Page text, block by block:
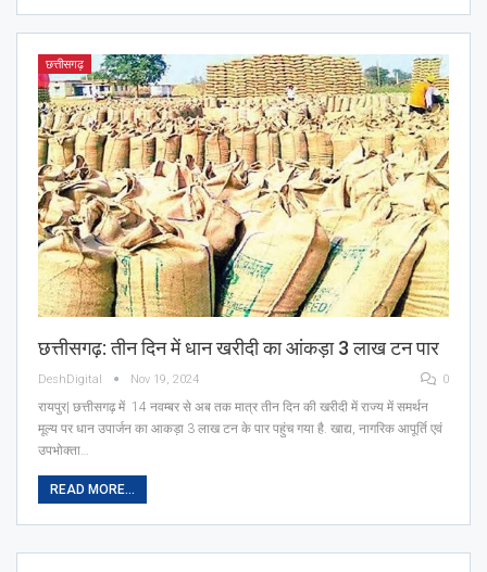
छत्तीसगढ़
छत्तीसगढ़: तीन दिन में धान खरीदी का आंकड़ा 3 लाख टन पार
DeshDigital Nov 19, 2024 0
रायपुर| छत्तीसगढ़ में 14 नवम्बर से अब तक मात्र तीन दिन की खरीदी में राज्य में समर्थन
मूल्य पर धान उपार्जन का आकड़ा 3 लाख टन के पार पहुंच गया है. खाद्य, नागरिक आपूर्ति एवं
उपभोक्ता…
READ MORE...